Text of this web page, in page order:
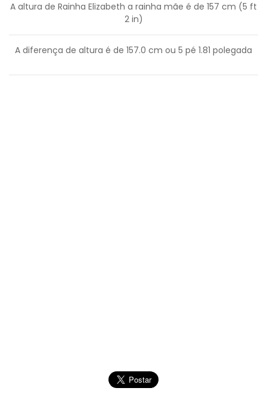
A altura de Rainha Elizabeth a rainha mãe é de 157 cm (5 ft
2 in)
A diferença de altura é de 157.0 cm ou 5 pé 1.81 polegada